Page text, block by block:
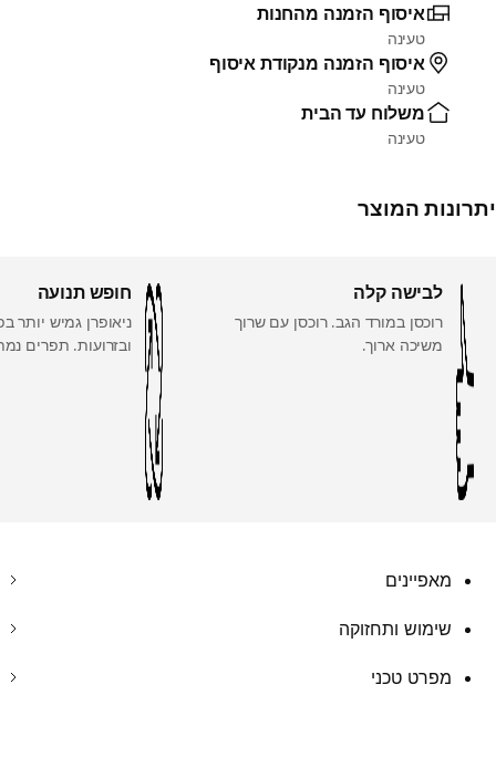
איסוף הזמנה מהחנות
טעינה
איסוף הזמנה מנקודת איסוף
טעינה
משלוח עד הבית
טעינה
יתרונות המוצר
לבישה קלה
רוכסן במורד הגב. רוכסן עם שרוך
משיכה ארוך.
חופש תנועה
ניאופרן גמיש יותר
ובזרועות. תפרים
מאפיינים
שימוש ותחזוקה
מפרט טכני